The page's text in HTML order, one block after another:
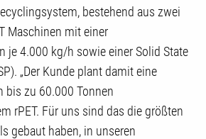
bestehend aus zwei
Maschinen mit einer
je 4.000 kg/h sowie einer Solid State
„Der Kunde plant damit eine
bis zu 60.000 Tonnen
rPET. Für uns sind das die größten
gebaut haben, in unseren